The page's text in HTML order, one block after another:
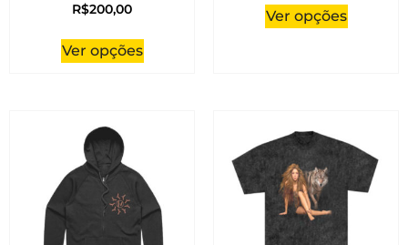
R$200,00
Ver opções
Ver opções